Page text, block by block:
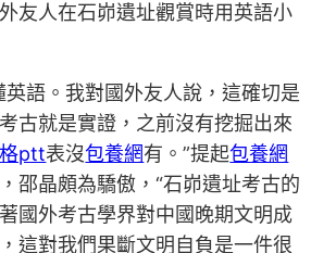
友人在石峁遺址觀賞時用英語小
英語。我對國外友人說，這確切是
古就是實證，之前沒有挖掘出來
ptt表沒包養網有。”提起包養網
邵晶頗為驕傲，“石峁遺址考古的
國外考古學界對中國晚期文明成
這對我們果斷文明自負是一件很